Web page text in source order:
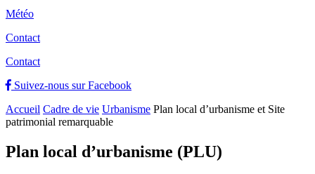
Météo
Contact
Contact
Suivez-nous sur Facebook
Accueil Cadre de vie Urbanisme Plan local d’urbanisme et Site
patrimonial remarquable
Plan local d’urbanisme (PLU)